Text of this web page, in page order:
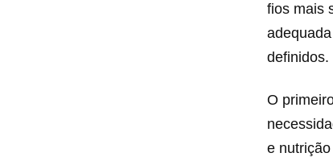
fios mais
definidos.
O
e